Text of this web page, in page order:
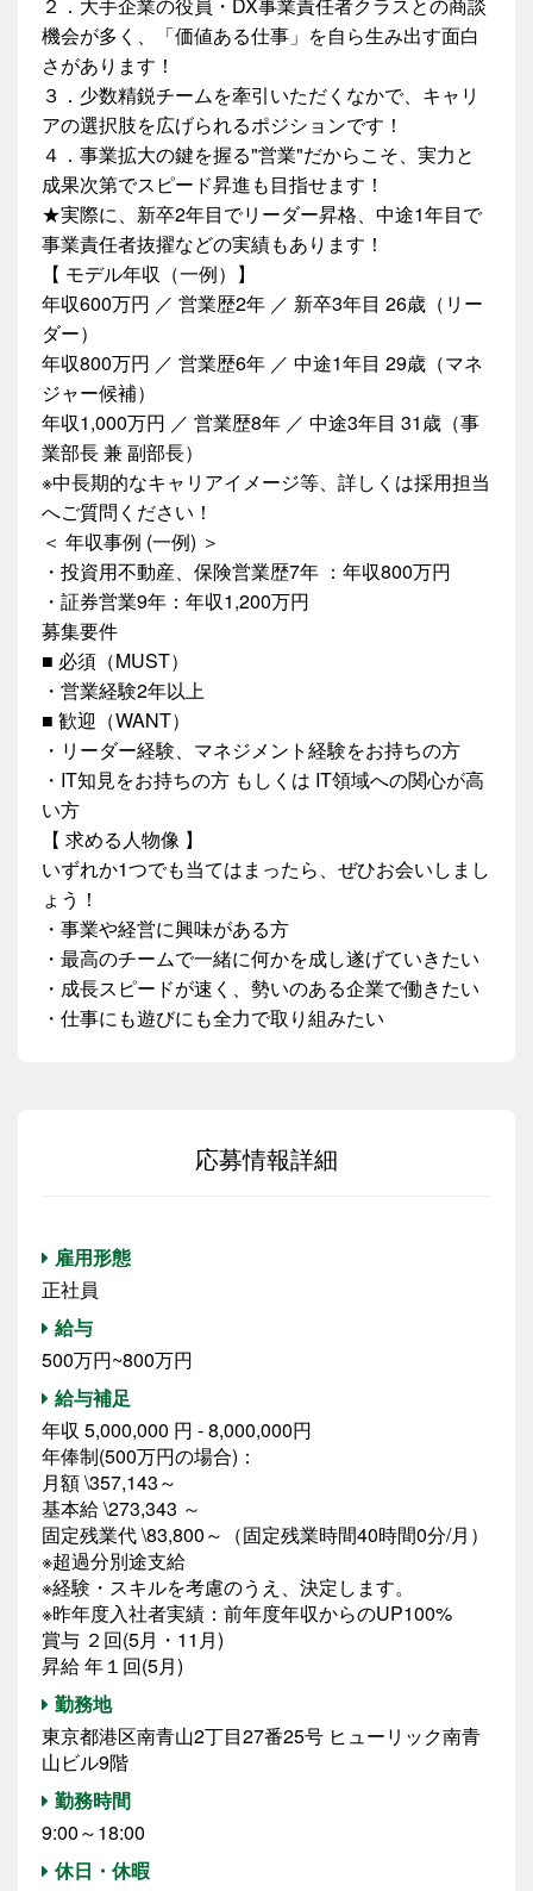
機会が多く、「価値ある仕事」を自ら生み出す面白
さがあります！
３．少数精鋭チームを牽引いただくなかで、キャリ
アの選択肢を広げられるポジションです！
４．事業拡大の鍵を握る"営業"だからこそ、実力と
成果次第でスピード昇進も目指せます！
★実際に、新卒2年目でリーダー昇格、中途1年目で
事業責任者抜擢などの実績もあります！
【 モデル年収（一例）】
年収600万円 ／ 営業歴2年 ／ 新卒3年目 26歳（リー
ダー）
年収800万円 ／ 営業歴6年 ／ 中途1年目 29歳（マネ
ジャー候補）
年収1,000万円 ／ 営業歴8年 ／ 中途3年目 31歳（事
業部長 兼 副部長）
※中長期的なキャリアイメージ等、詳しくは採用担当
へご質問ください！
＜ 年収事例 (一例) ＞
・投資用不動産、保険営業歴7年 ：年収800万円
・証券営業9年：年収1,200万円
募集要件
■ 必須（MUST）
・営業経験2年以上
■ 歓迎（WANT）
・リーダー経験、マネジメント経験をお持ちの方
・IT知見をお持ちの方 もしくは IT領域への関心が高
い方
【 求める人物像 】
いずれか1つでも当てはまったら、ぜひお会いしまし
ょう！
・事業や経営に興味がある方
・最高のチームで一緒に何かを成し遂げていきたい
・成長スピードが速く、勢いのある企業で働きたい
・仕事にも遊びにも全力で取り組みたい
応募情報詳細
雇用形態
正社員
給与
500万円~800万円
給与補足
年収 5,000,000 円 - 8,000,000円
年俸制(500万円の場合)：
月額 \357,143～
基本給 \273,343 ～
固定残業代 \83,800～（固定残業時間40時間0分/月）
※超過分別途支給
※経験・スキルを考慮のうえ、決定します。
※昨年度入社者実績：前年度年収からのUP100%
賞与 ２回(5月・11月)
昇給 年１回(5月)
勤務地
東京都港区南青山2丁目27番25号 ヒューリック南青
山ビル9階
勤務時間
9:00～18:00
休日・休暇